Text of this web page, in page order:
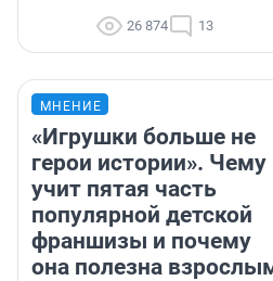
26 874 13
МНЕНИЕ
«Игрушки больше не
герои истории». Чему
учит пятая часть
популярной детской
франшизы и почему
она полезна